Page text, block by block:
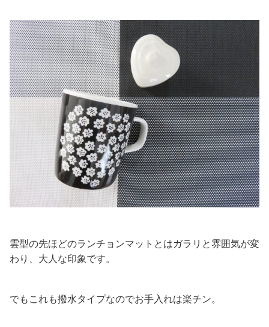
雲型の先ほどのランチョンマットとはガラリと雰囲気が変
わり、大人な印象です。
でもこれも撥水タイプなのでお手入れは楽チン。